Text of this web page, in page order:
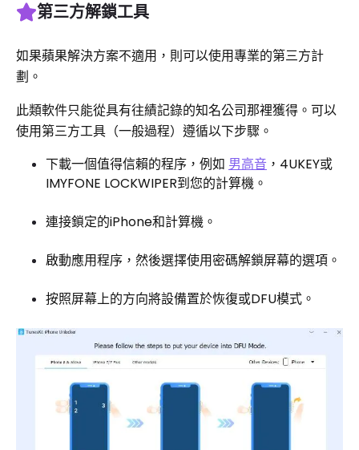
第三方解鎖工具
如果蘋果解決方案不適用，則可以使用專業的第三方計
劃。
此類軟件只能從具有往績記錄的知名公司那裡獲得。可以
使用第三方工具（一般過程）遵循以下步驟。
下載一個值得信賴的程序，例如 男高音 ，4UKEY或
IMYFONE LOCKWIPER到您的計算機。
連接鎖定的iPhone和計算機。
啟動應用程序，然後選擇使用密碼解鎖屏幕的選項。
按照屏幕上的方向將設備置於恢復或DFU模式。